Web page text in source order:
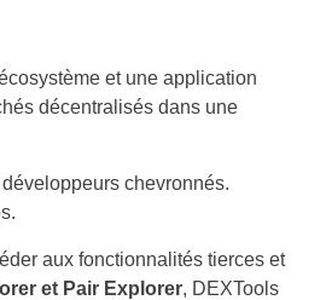
et une application
décentralisés dans une
chevronnés.
aux fonctionnalités tierces et
et Pair Explorer, DEXTools